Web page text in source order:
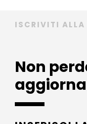
ISCRIVITI ALLA
Non